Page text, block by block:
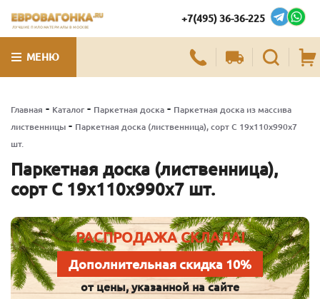
ЛУЧШИЕ ПИЛОМАТЕРИАЛЫ В МОСКВЕ
+7(495) 36-36-225
МЕНЮ
Главная - Каталог - Паркетная доска - Паркетная доска из массива
лиственницы - Паркетная доска (лиственница), сорт С 19х110х990х7
шт.
Паркетная доска (лиственница),
сорт С 19х110х990х7 шт.
РАСПРОДАЖА СКЛАДА!
Дополнительная скидка 10%
от цены, указанной на сайте